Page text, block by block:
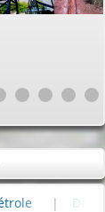
|